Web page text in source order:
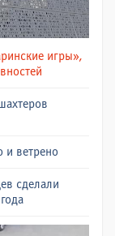
игры»,
и ветрено
сделали